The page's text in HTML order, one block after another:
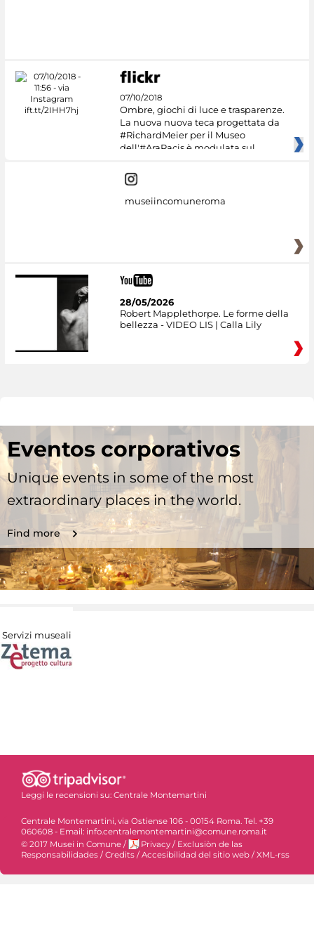
07/10/2018
Ombre, giochi di luce e trasparenze.
La nuova nuova teca progettata da
#RichardMeier per il Museo
dell'#AraPacis è modulata sul
museiincomuneroma
28/05/2026
Robert Mapplethorpe. Le forme della
bellezza - VIDEO LIS | Calla Lily
Eventos corporativos
Unique events in some of the most
extraordinary places in the world.
Find more
Servizi museali
Leggi le recensioni su: Centrale Montemartini
Centrale Montemartini, via Ostiense 106 - 00154 Roma. Tel. +39
060608 - Email: info.centralemontemartini@comune.roma.it
© 2017 Musei in Comune / Privacy / Exclusiòn de las
Responsabilidades / Credits / Accesibilidad del sitio web / XML-rss